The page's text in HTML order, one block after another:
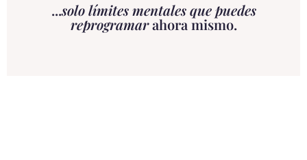
...solo límites mentales que puedes
reprogramarahora mismo.